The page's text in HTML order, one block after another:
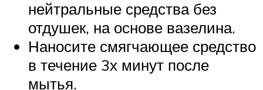
нейтральные средства без
отдушек, на основе вазелина.
Наносите смягчающее средство
в течение 3х минут после
мытья.